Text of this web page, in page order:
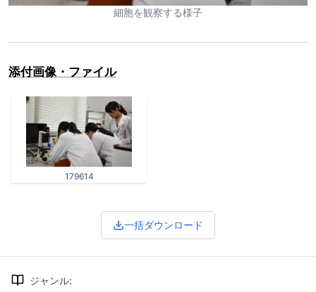
細胞を観察する様子
添付画像・ファイル
179614
一括ダウンロード
ジャンル: